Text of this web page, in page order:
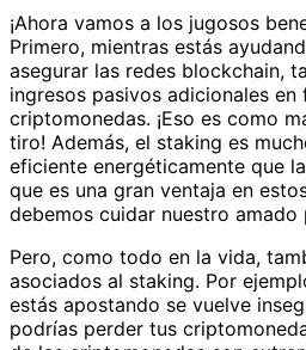
¡Ahora vamos a los jugosos
Primero, mientras estás
asegurar las redes blockchain,
ingresos pasivos adicionales en
criptomonedas. ¡Eso es como
tiro! Además, el staking es
eficiente energéticamente que
que es una gran ventaja en
debemos cuidar nuestro amado
Pero, como todo en la vida,
asociados al staking. Por
estás apostando se vuelve
podrías perder tus